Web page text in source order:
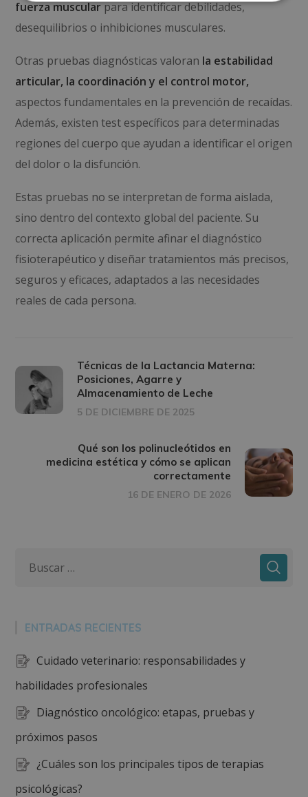
fuerza muscularpara identificar debilidades,
desequilibrios o inhibiciones musculares.
Otras pruebas diagnósticas valoran la estabilidad
articular, la coordinación y el control motor,
aspectos fundamentales en la prevención de recaídas.
Además, existen test específicos para determinadas
regiones del cuerpo que ayudan a identificar el origen
del dolor o la disfunción.
Estas pruebas no se interpretan de forma aislada,
sino dentro del contexto global del paciente. Su
correcta aplicación permite afinar el diagnóstico
fisioterapéutico y diseñar tratamientos más precisos,
seguros y eficaces, adaptados a las necesidades
reales de cada persona.
Técnicas de la Lactancia Materna:
Posiciones, Agarre y
Almacenamiento de Leche
5 DE DICIEMBRE DE 2025
Qué son los polinucleótidos en
medicina estética y cómo se aplican
correctamente
16 DE ENERO DE 2026
ENTRADAS RECIENTES
Cuidado veterinario: responsabilidades y
habilidades profesionales
Diagnóstico oncológico: etapas, pruebas y
próximos pasos
¿Cuáles son los principales tipos de terapias
psicológicas?